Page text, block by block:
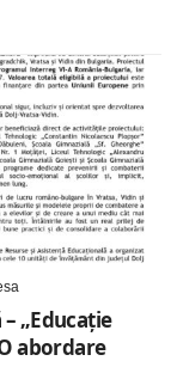
„Educație
abordare